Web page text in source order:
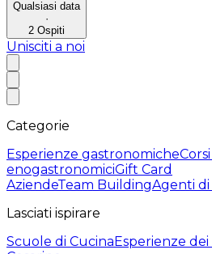
Qualsiasi data
·
2 Ospiti
Unisciti a noi
Categorie
Esperienze gastronomiche
enogastronomiciGift Card
AziendeTeam BuildingAgenti di
Lasciati ispirare
Scuole di CucinaEsperienze